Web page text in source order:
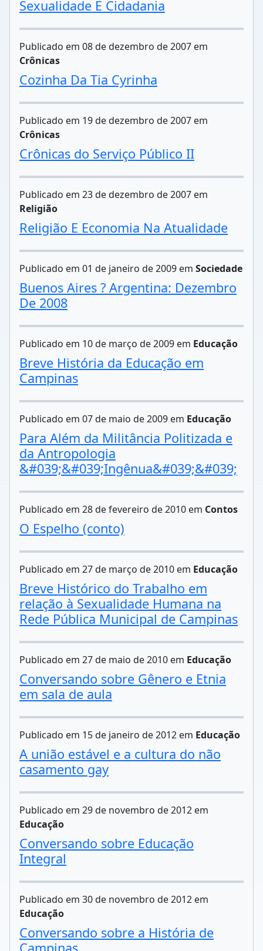
Sexualidade E Cidadania
Publicado em 08 de dezembro de 2007 em
Crônicas
Cozinha Da Tia Cyrinha
Publicado em 19 de dezembro de 2007 em
Crônicas
Crônicas do Serviço Público II
Publicado em 23 de dezembro de 2007 em
Religião
Religião E Economia Na Atualidade
Publicado em 01 de janeiro de 2009 em Sociedade
Buenos Aires ? Argentina: Dezembro
De 2008
Publicado em 10 de março de 2009 em Educação
Breve História da Educação em
Campinas
Publicado em 07 de maio de 2009 em Educação
Para Além da Militância Politizada e
da Antropologia
&#039;&#039;Ingênua&#039;&#039;
Publicado em 28 de fevereiro de 2010 em Contos
O Espelho (conto)
Publicado em 27 de março de 2010 em Educação
Breve Histórico do Trabalho em
relação à Sexualidade Humana na
Rede Pública Municipal de Campinas
Publicado em 27 de maio de 2010 em Educação
Conversando sobre Gênero e Etnia
em sala de aula
Publicado em 15 de janeiro de 2012 em Educação
A união estável e a cultura do não
casamento gay
Publicado em 29 de novembro de 2012 em
Educação
Conversando sobre Educação
Integral
Publicado em 30 de novembro de 2012 em
Educação
Conversando sobre a História de